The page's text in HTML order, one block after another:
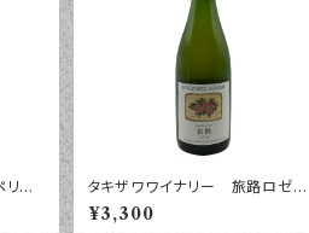
エ
タキザワワイナリー 旅路ロゼ
スパークリング ２０２４年 ７５０
ｍｌ
¥3,300